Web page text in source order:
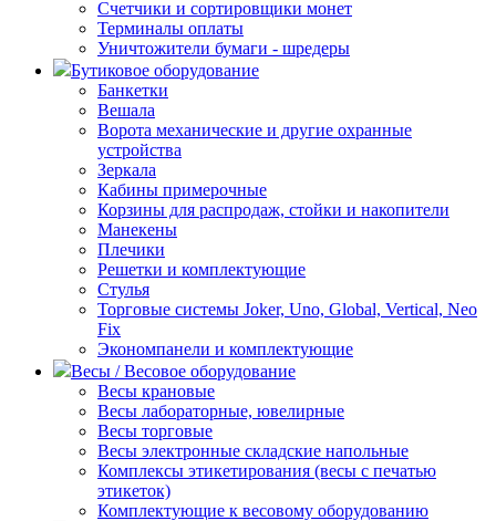
Счетчики и сортировщики монет
Терминалы оплаты
Уничтожители бумаги - шредеры
Бутиковое оборудование
Банкетки
Вешала
Ворота механические и другие охранные
устройства
Зеркала
Кабины примерочные
Корзины для распродаж, стойки и накопители
Манекены
Плечики
Решетки и комплектующие
Стулья
Торговые системы Joker, Uno, Global, Vertical, Neo
Fix
Экономпанели и комплектующие
Весы / Весовое оборудование
Весы крановые
Весы лабораторные, ювелирные
Весы торговые
Весы электронные складские напольные
Комплексы этикетирования (весы с печатью
этикеток)
Комплектующие к весовому оборудованию